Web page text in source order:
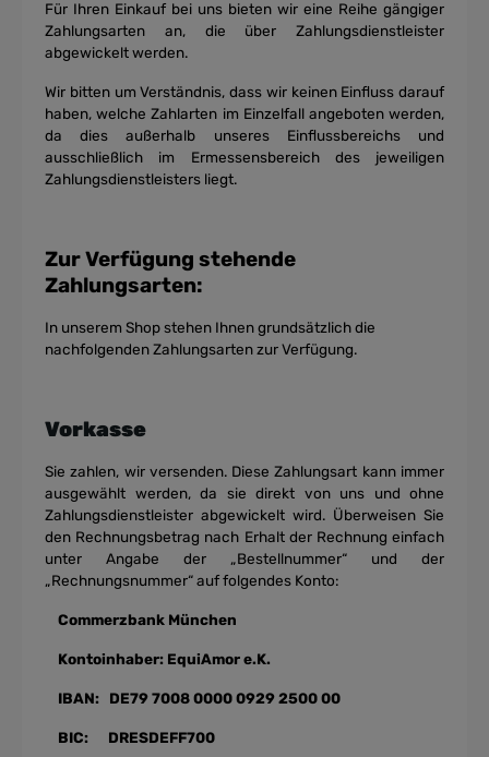
Für Ihren Einkauf bei uns bieten wir eine Reihe gängiger
Zahlungsarten an, die über Zahlungsdienstleister
abgewickelt werden.
Wir bitten um Verständnis, dass wir keinen Einfluss darauf
haben, welche Zahlarten im Einzelfall angeboten werden,
da dies außerhalb unseres Einflussbereichs und
ausschließlich im Ermessensbereich des jeweiligen
Zahlungsdienstleisters liegt.
Zur Verfügung stehende
Zahlungsarten:
In unserem Shop stehen Ihnen grundsätzlich die
nachfolgenden Zahlungsarten zurVerfügung.
Vorkasse
Sie zahlen, wir versenden. Diese Zahlungsart kann immer
ausgewählt werden, da sie direkt von uns und ohne
Zahlungsdienstleister abgewickelt wird. Überweisen Sie
den Rechnungsbetrag nach Erhalt der Rechnung einfach
unter Angabe der „Bestellnummer“ und der
„Rechnungsnummer“ auf folgendes Konto:
Commerzbank München
Kontoinhaber: EquiAmor e.K.
IBAN: DE79 7008 0000 0929 2500 00
BIC: DRESDEFF700